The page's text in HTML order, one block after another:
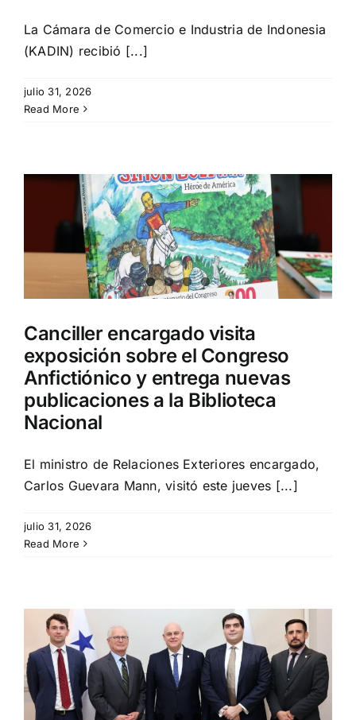
La Cámara de Comercio e Industria de Indonesia
(KADIN) recibió [...]
julio 31, 2026
Read More
Canciller encargado visita
exposición sobre el Congreso
Anfictiónico y entrega nuevas
publicaciones a la Biblioteca
Nacional
El ministro de Relaciones Exteriores encargado,
Carlos Guevara Mann, visitó este jueves [...]
julio 31, 2026
Read More